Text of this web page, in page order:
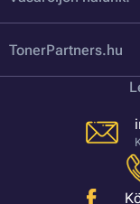
TonerPartners.hu